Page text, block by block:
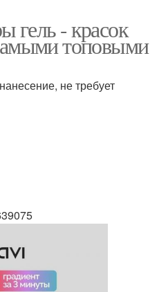
гель - красок
топовыми
не требует